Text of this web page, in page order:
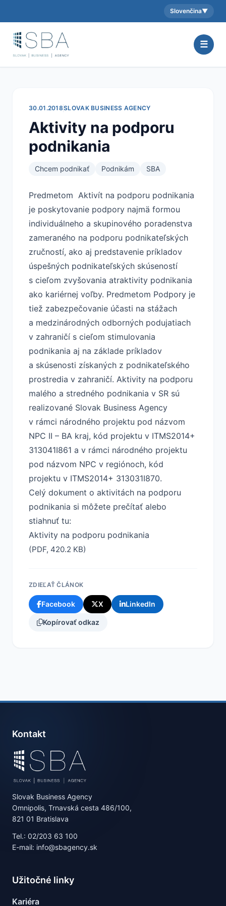
Aktuálny jazyk:
Slovenčina▼
☰
30.01.2018SLOVAK BUSINESS AGENCY
Aktivity na podporu
podnikania
Chcem podnikať Podnikám SBA
Predmetom Aktivít na podporu podnikania
je poskytovanie podpory najmä formou
individuálneho a skupinového poradenstva
zameraného na podporu podnikateľských
zručností, ako aj predstavenie príkladov
úspešných podnikateľských skúseností
s cieľom zvyšovania atraktivity podnikania
ako kariérnej voľby. Predmetom Podpory je
tiež zabezpečovanie účasti na stážach
a medzinárodných odborných podujatiach
v zahraničí s cieľom stimulovania
podnikania aj na základe príkladov
a skúsenosti získaných z podnikateľského
prostredia v zahraničí. Aktivity na podporu
malého a stredného podnikania v SR sú
realizované Slovak Business Agency
v rámci národného projektu pod názvom
NPC II ­– BA kraj, kód projektu v ITMS2014+
313041I861 a v rámci národného projektu
pod názvom NPC v regiónoch, kód
projektu v ITMS2014+ 313031I870.
Celý dokument o aktivitách na podporu
podnikania si môžete prečítať alebo
stiahnuť tu:
Aktivity na podporu podnikania
(PDF, 420.2 KB)
ZDIEĽAŤ ČLÁNOK
Facebook X LinkedIn
Kopírovať odkaz
Kontakt
Slovak Business Agency
Omnipolis, Trnavská cesta 486/100,
821 01 Bratislava
Tel.: 02/203 63 100
E-mail: info@sbagency.sk
Užitočné linky
Kariéra